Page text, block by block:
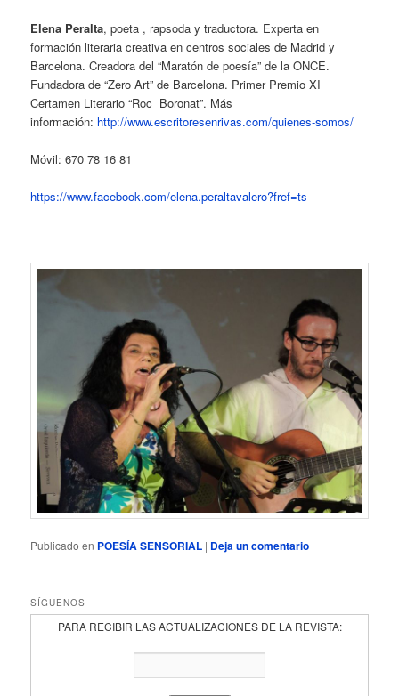
Elena Peralta, poeta , rapsoda y traductora. Experta en
formación literaria creativa en centros sociales de Madrid y
Barcelona. Creadora del “Maratón de poesía” de la ONCE.
Fundadora de “Zero Art” de Barcelona. Primer Premio XI
Certamen Literario “Roc Boronat”. Más
información: http://www.escritoresenrivas.com/quienes-somos/
Móvil: 670 78 16 81
https://www.facebook.com/elena.peraltavalero?fref=ts
Publicado en POESÍA SENSORIAL | Deja un comentario
SÍGUENOS
PARA RECIBIR LAS ACTUALIZACIONES DE LA REVISTA: